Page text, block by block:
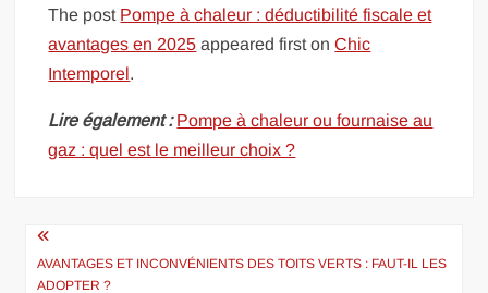
The post Pompe à chaleur : déductibilité fiscale et
avantages en 2025 appeared first onChic
Intemporel.
Lire également : Pompe à chaleur ou fournaise au
gaz : quel est le meilleur choix ?
Navigation
de
AVANTAGES ET INCONVÉNIENTS DES TOITS VERTS : FAUT-IL LES
ADOPTER ?